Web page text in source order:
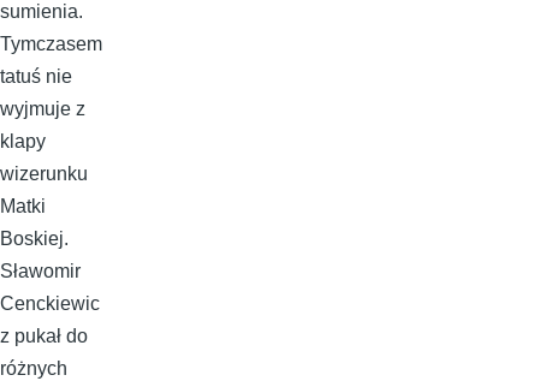
sumienia.
Tymczasem
tatuś nie
wyjmuje z
klapy
wizerunku
Matki
Boskiej.
Sławomir
Cenckiewic
z pukał do
różnych